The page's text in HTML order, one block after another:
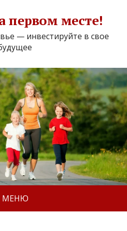
первом месте!
— инвестируйте в свое
МЕНЮ